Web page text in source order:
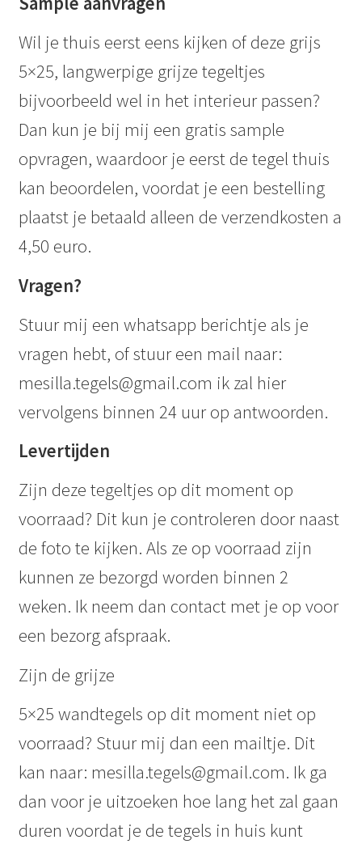
Wil je thuis eerst eens kijken of deze grijs
5×25, langwerpige grijze tegeltjes
bijvoorbeeld wel in het interieur passen?
Dan kun je bij mij een gratis sample
opvragen, waardoor je eerst de tegel thuis
kan beoordelen, voordat je een bestelling
plaatst je betaald alleen de verzendkosten a
4,50 euro.
Vragen?
Stuur mij een whatsapp berichtje als je
vragen hebt, of stuur een mail naar:
mesilla.tegels@gmail.com ik zal hier
vervolgens binnen 24 uur op antwoorden.
Levertijden
Zijn deze tegeltjes op dit moment op
voorraad? Dit kun je controleren door naast
de foto te kijken. Als ze op voorraad zijn
kunnen ze bezorgd worden binnen 2
weken. Ik neem dan contact met je op voor
een bezorg afspraak.
Zijn de grijze
5×25 wandtegels op dit moment niet op
voorraad? Stuur mij dan een mailtje. Dit
kan naar: mesilla.tegels@gmail.com. Ik ga
dan voor je uitzoeken hoe lang het zal gaan
duren voordat je de tegels in huis kunt